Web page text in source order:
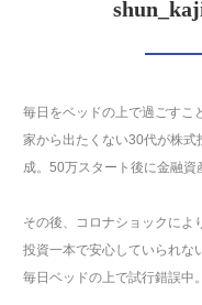
毎日をベッドの上で過ごすこ
家から出たくない30代が株式
成。50万スタート後に金融資
その後、コロナショックによ
投資一本で安心していられな
毎日ベッドの上で試行錯誤中。